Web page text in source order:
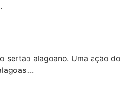
sertão alagoano. Uma ação do